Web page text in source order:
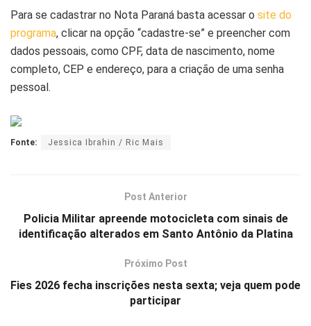
Para se cadastrar no Nota Paraná basta acessar o site do
programa, clicar na opção “cadastre-se” e preencher com
dados pessoais, como CPF, data de nascimento, nome
completo, CEP e endereço, para a criação de uma senha
pessoal.
Fonte: Jessica Ibrahin / Ric Mais
Post Anterior
Policia Militar apreende motocicleta com sinais de
identificação alterados em Santo Antônio da Platina
Próximo Post
Fies 2026 fecha inscrições nesta sexta; veja quem pode
participar